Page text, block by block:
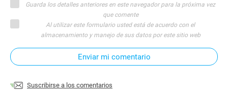
Guarda los detalles anteriores en este navegador para la próxima vez
que comente
Al utilizar este formulario usted está de acuerdo con el
almacenamiento y manejo de sus datos por este sitio web
Enviar mi comentario
Suscribirse a los comentarios